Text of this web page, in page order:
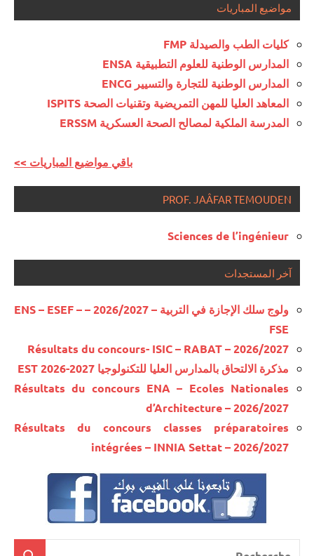
مواضيع المباريات
كليات الطب والصيدلة FMP
المدارس الوطنية للعلوم التطبيقية ENSA
المدارس الوطنية للتجارة والتسيير ENCG
المعاهد العليا للمهن التمريضية وتقنيات الصحة ISPITS
المدرسة الملكية لمصالح الصحة العسكرية ERSSM
<< باقي مواضيع المباريات
PROF. JAÂFAR TEMOUDEN
Sciences de l’ingénieur
آخر المستجدات
ولوج سلك الإجازة في التربية – 2026/2027 – ENS – ESEF –
FSE
Résultats du concours- ISIC – RABAT – 2026/2027
مذكرة الالتحاق بالمدارس العليا للتكنولوجيا EST 2026-2027
Résultats du concours ENA – Ecoles Nationales
d’Architecture – 2026/2027
Résultats du concours classes préparatoires
intégrées – INNIA Settat – 2026/2027